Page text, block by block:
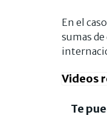
En el
sumas
Videos
Te